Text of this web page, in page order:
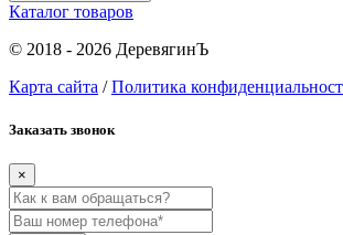
Каталог товаров
© 2018 - 2026 ДеревягинЪ
Карта сайта /Политика
Заказать звонок
×